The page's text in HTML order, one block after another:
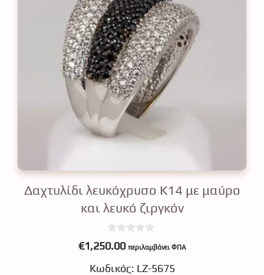
Δαχτυλίδι λευκόχρυσο Κ14 με μαύρο
και λευκό ζιργκόν
0
o
t
€1,250.00 περιλαμβάνει ΦΠΑ
Κωδικός: LZ-5675